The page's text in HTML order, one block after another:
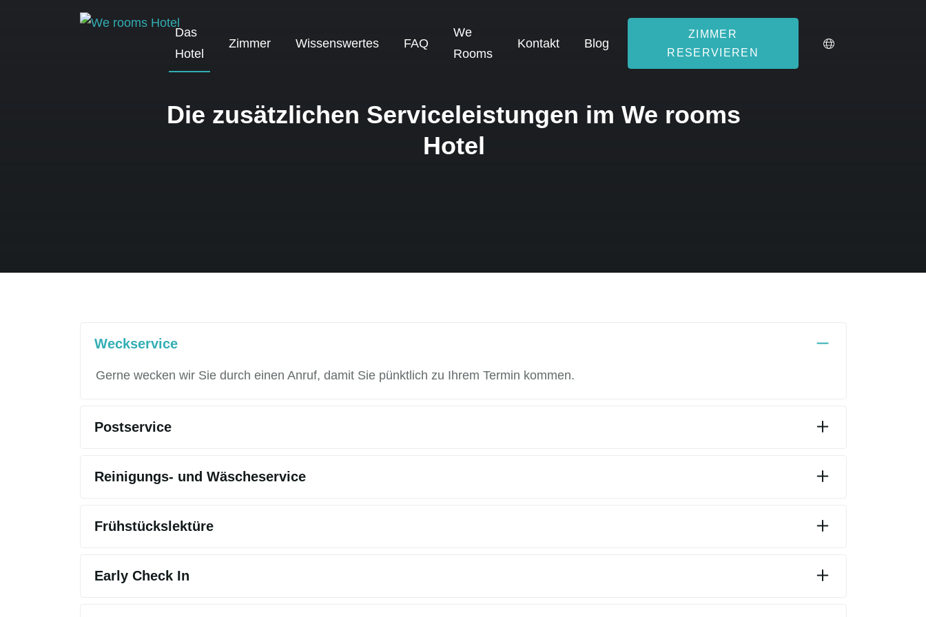
ZIMMER
RESERVIEREN
Das
Hotel
Zimmer Wissenswertes FAQ
We
Rooms
Kontakt Blog
Die zusätzlichen Serviceleistungen im We rooms
Hotel
Weckservice
Gerne wecken wir Sie durch einen Anruf, damit Sie pünktlich zu Ihrem Termin kommen.
Postservice
Reinigungs- und Wäscheservice
Frühstückslektüre
Early Check In